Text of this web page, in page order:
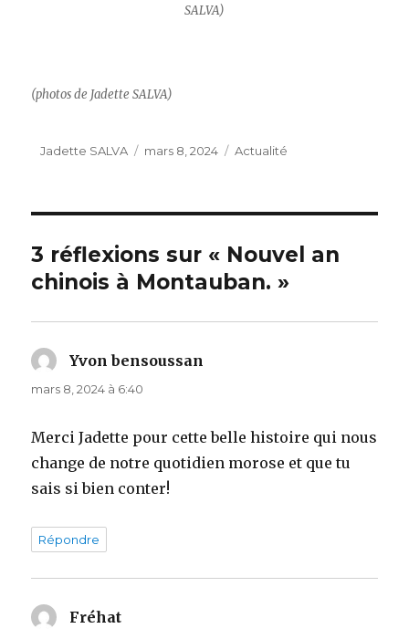
SALVA)
(photos de Jadette SALVA)
Auteur
Jadette SALVA
Publié
mars 8, 2024 Catégories
Actualité
3 réflexions sur « Nouvel an
chinois à Montauban. »
Yvon bensoussan
mars 8, 2024 à 6:40
Merci Jadette pour cette belle histoire qui nous
change de notre quotidien morose et que tu
sais si bien conter!
Répondre
Fréhat